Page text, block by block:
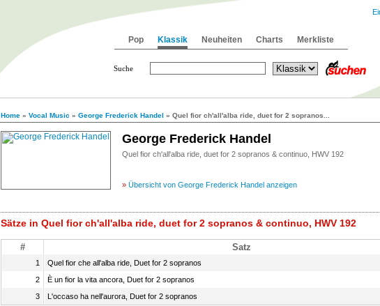
Home » Vocal Music » George Frederick Handel » Quel fior ch'all'alba ride, duet for 2 sopranos...
George Frederick Handel
Quel fior ch'all'alba ride, duet for 2 sopranos & continuo, HWV 192
» Übersicht von George Frederick Handel anzeigen
Sätze in Quel fior ch'all'alba ride, duet for 2 sopranos & continuo, HWV 192
# Satz
1
Quel fior che all'alba ride, Duet for 2 sopranos
2
È un fior la vita ancora, Duet for 2 sopranos
3
L'occaso ha nell'aurora, Duet for 2 sopranos
Pop Klassik Neuheiten Charts Merkliste
Suche